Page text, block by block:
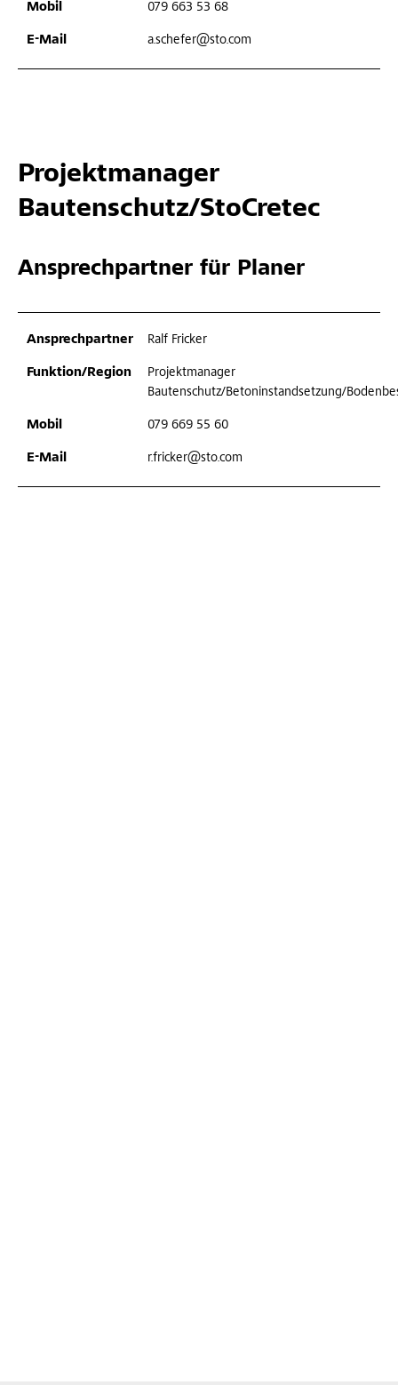
079 663 53 68
a.schefer@sto.com
Projektmanager
Bautenschutz/StoCretec
Ansprechpartner für Planer
Ralf Fricker
Projektmanager
Bautenschutz/Betoninstandsetzung/
079 669 55 60
r.fricker@sto.com